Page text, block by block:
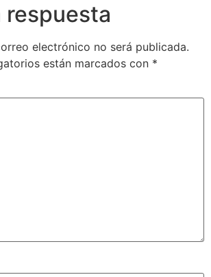
respuesta
electrónico no será publicada.
están marcados con *